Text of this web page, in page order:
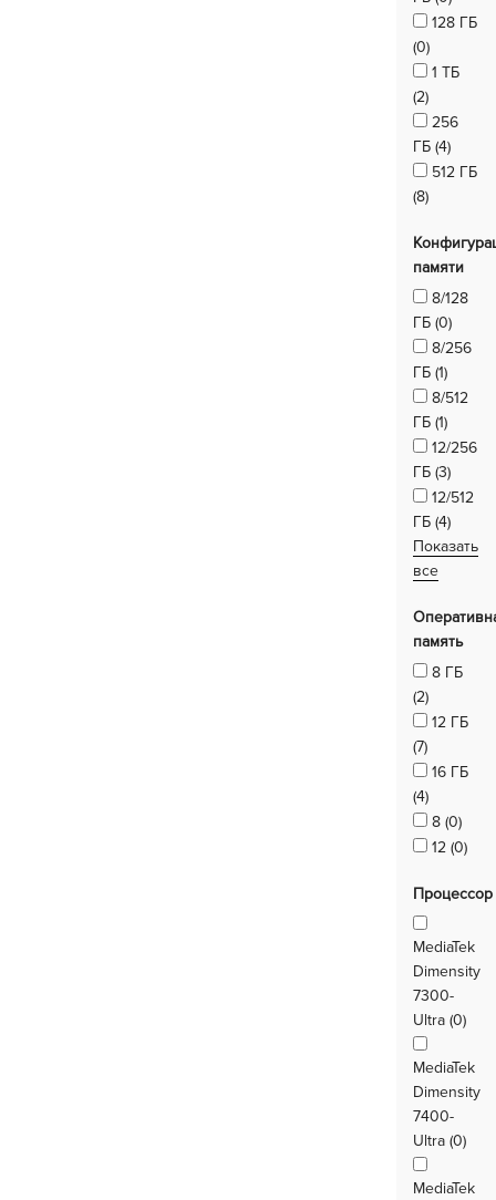
128 ГБ
(0)
1 ТБ
(2)
256
ГБ (4)
512 ГБ
(8)
памяти
8/128
ГБ (0)
8/256
ГБ (1)
8/512
ГБ (1)
12/256
ГБ (3)
12/512
ГБ (4)
Показать
все
память
8 ГБ
(2)
12 ГБ
(7)
16 ГБ
(4)
8 (0)
12 (0)
Процессор
MediaTek
Dimensity
7300-
Ultra (0)
MediaTek
Dimensity
7400-
Ultra (0)
MediaTek